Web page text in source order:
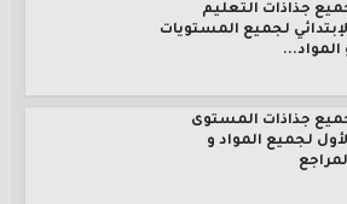
جذاذات التعليم
لجميع المستويات
المواد...
جذاذات المستوى
لجميع المواد و